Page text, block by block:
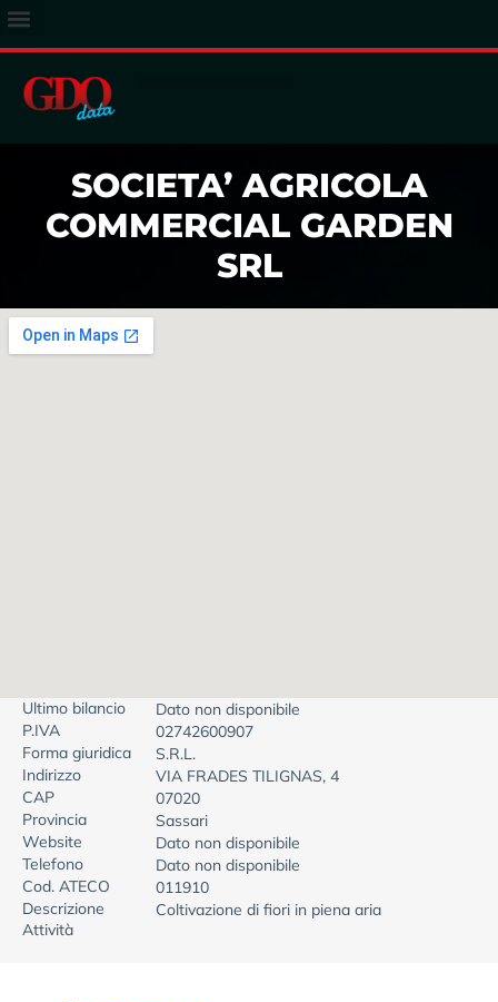
SOCIETA’ AGRICOLA
COMMERCIAL GARDEN
SRL
Ultimo bilancio
Dato non disponibile
P.IVA
02742600907
Forma giuridica
S.R.L.
Indirizzo
VIA FRADES TILIGNAS, 4
CAP
07020
Provincia
Sassari
Website
Dato non disponibile
Telefono
Dato non disponibile
Cod. ATECO
011910
Descrizione
Attività
Coltivazione di fiori in piena aria